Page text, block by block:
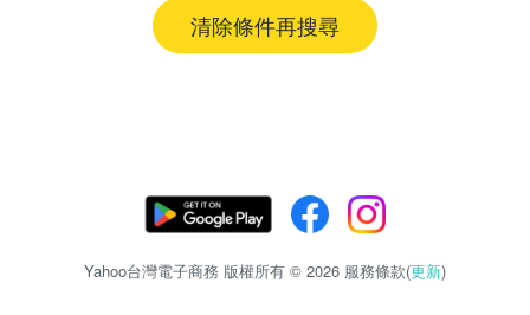
清除條件再搜尋
Yahoo台灣電子商務 版權所有 © 2026 服務條款(更新)